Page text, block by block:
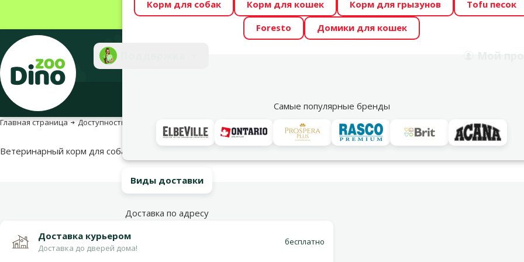
Весь месяц Dino Zoo предлагает отличные цены на ТОП-овые корма! 🍖
Фотоконкурс “GADA ŪSAIŅI”! Возможно Твой питомец станет звездой
Корм для собак Корм для кошек Корм для грызунов
Tofu песок
Foresto
Домики для кошек
Самые популярные бренды
Акции
Главная страница Доступность продукта
Варианты доставки
Ветеринарный корм для собак – Royal Canin Satiety Weight Management Dog, 6 кг
Виды доставки
Доставка по адресу
Доставка курьером
Доставка до дверей дома!
бесплатно